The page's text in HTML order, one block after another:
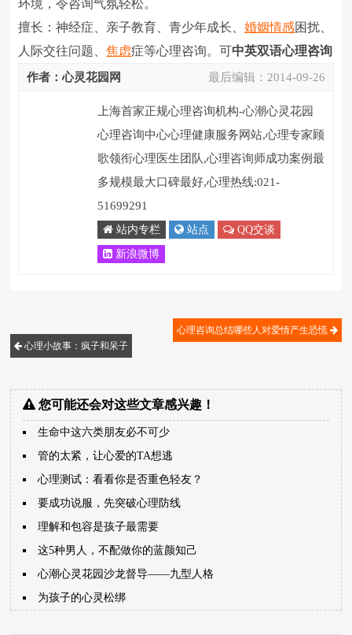
环境，令咨询气氛轻松。
擅长：神经症、亲子教育、青少年成长、婚姻情感困扰、
人际交往问题、焦虑症等心理咨询。可中英双语心理咨询
最后编辑： 2014-09-26
作者：心灵花园网
上海首家正规心理咨询机构-心潮心灵花园
心理咨询中心心理健康服务网站,心理专家顾
歌领衔心理医生团队,心理咨询师成功案例最
多规模最大口碑最好,心理热线:021-
51699291
站内专栏 站点 QQ交谈
新浪微博
心理小故事：疯子和呆子
心理咨询总结哪些人对爱情产生恐慌
您可能还会对这些文章感兴趣！
生命中这六类朋友必不可少
管的太紧，让心爱的TA想逃
心理测试：看看你是否重色轻友？
要成功说服，先突破心理防线
理解和包容是孩子最需要
这5种男人，不配做你的蓝颜知己
心潮心灵花园沙龙督导――九型人格
为孩子的心灵松绑